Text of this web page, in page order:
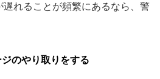
れることが頻繁にあるなら、警
ジのやり取りをする